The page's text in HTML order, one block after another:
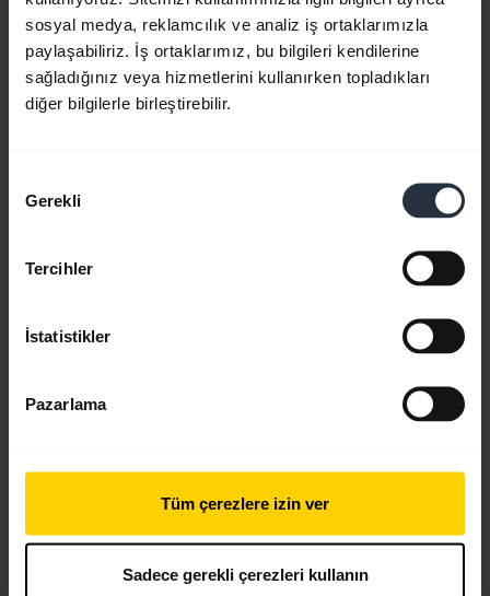
sosyal medya, reklamcılık ve analiz iş ortaklarımızla
paylaşabiliriz. İş ortaklarımız, bu bilgileri kendilerine
sağladığınız veya hizmetlerini kullanırken topladıkları
diğer bilgilerle birleştirebilir.
Seçimi
Gerekli
Tercihler
İstatistikler
Pazarlama
Tüm çerezlere izin ver
Sadece gerekli çerezleri kullanın
Jabra kulaklığınızı çalışır durumda tutun
kulaklığınızı ayarlama hakkında daha fazlasını
uzatmaya yönelik tüyolarımızı okuyun. Bu video